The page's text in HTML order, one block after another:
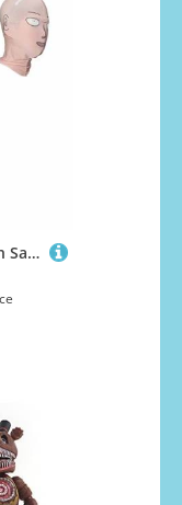
Jiumaocleu One Punch Man Saitama Cosplay Kostüm Jumpsuit mit Maske, Bodysuit Muskelversion Saitama Overall Outfits Halloween Carnival Rollenspiel Kostüm für Kinder und Erwachsene